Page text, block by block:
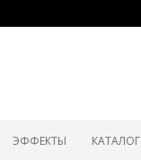
ЭФФЕКТЫ КАТАЛОГ